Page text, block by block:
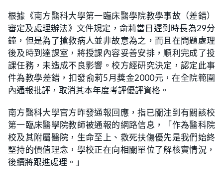
根據《南方醫科大學第一臨床醫學院教學事故（差錯）
審定及處理辦法》文件規定，俞莉當日遲到時長為29分
鐘，但是為了搶救病人並非故意為之，而且在問題處理
後及時到達課室，將授課內容妥善安排，順利完成了投
課任務，未造成不良影響。校方經研究決定，認定此事
件為教學差錯，扣發俞莉5月獎金2000元，在全院範圍
內通報批評，取消其本年度考評優評資格。
南方醫科大學官方昨發通報回應，指已關注到有關該校
第一臨床醫學院教師被通報的網路信息，「作為醫科院
校及其附屬醫院，生命至上、救死扶傷優先是我們始終
堅持的價值理念，學校正在向相關單位了解核實情況，
後續將跟進處理。」